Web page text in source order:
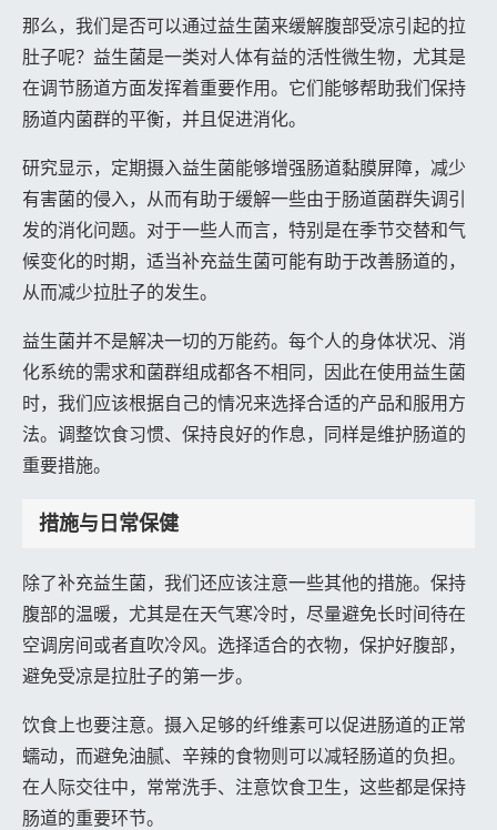
那么，我们是否可以通过益生菌来缓解腹部受凉引起的拉
肚子呢？益生菌是一类对人体有益的活性微生物，尤其是
在调节肠道方面发挥着重要作用。它们能够帮助我们保持
肠道内菌群的平衡，并且促进消化。
研究显示，定期摄入益生菌能够增强肠道黏膜屏障，减少
有害菌的侵入，从而有助于缓解一些由于肠道菌群失调引
发的消化问题。对于一些人而言，特别是在季节交替和气
候变化的时期，适当补充益生菌可能有助于改善肠道的，
从而减少拉肚子的发生。
益生菌并不是解决一切的万能药。每个人的身体状况、消
化系统的需求和菌群组成都各不相同，因此在使用益生菌
时，我们应该根据自己的情况来选择合适的产品和服用方
法。调整饮食习惯、保持良好的作息，同样是维护肠道的
重要措施。
措施与日常保健
除了补充益生菌，我们还应该注意一些其他的措施。保持
腹部的温暖，尤其是在天气寒冷时，尽量避免长时间待在
空调房间或者直吹冷风。选择适合的衣物，保护好腹部，
避免受凉是拉肚子的第一步。
饮食上也要注意。摄入足够的纤维素可以促进肠道的正常
蠕动，而避免油腻、辛辣的食物则可以减轻肠道的负担。
在人际交往中，常常洗手、注意饮食卫生，这些都是保持
肠道的重要环节。